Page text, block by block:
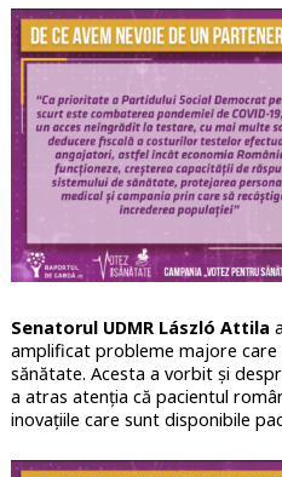
Senatorul UDMR László Attila
amplificat probleme majore care
sănătate. Acesta a vorbit și
a atras atenția că pacientul
inovațiile care sunt disponibile